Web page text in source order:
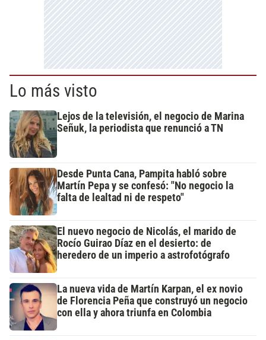
Lo más visto
Lejos de la televisión, el negocio de Marina
Señuk, la periodista que renunció a TN
Desde Punta Cana, Pampita habló sobre
Martín Pepa y se confesó: "No negocio la
falta de lealtad ni de respeto"
El nuevo negocio de Nicolás, el marido de
Rocío Guirao Díaz en el desierto: de
heredero de un imperio a astrofotógrafo
La nueva vida de Martín Karpan, el ex novio
de Florencia Peña que construyó un negocio
con ella y ahora triunfa en Colombia